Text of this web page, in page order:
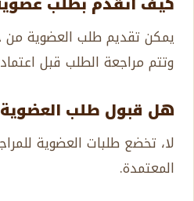
يمكن تقديم طلب العضوية من
وتتم مراجعة الطلب قبل
هل قبول طلب العضوية
لا، تخضع طلبات العضوية
المعتمدة.